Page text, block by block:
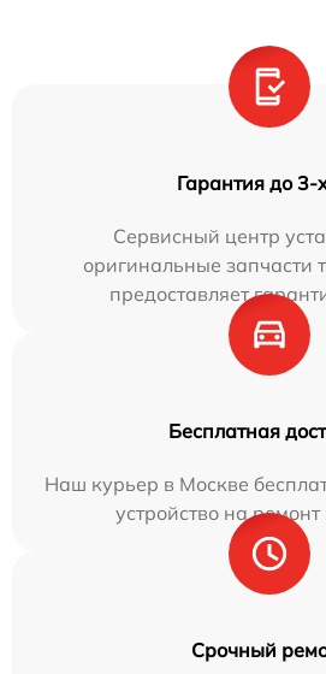
Гарантия до 3-
Сервисный центр
оригинальные запчасти
предоставляет
Бесплатная
Наш курьер в Москве
устройство на
Срочный